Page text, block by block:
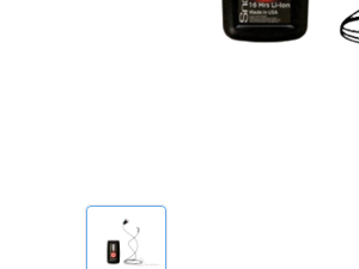
Optics